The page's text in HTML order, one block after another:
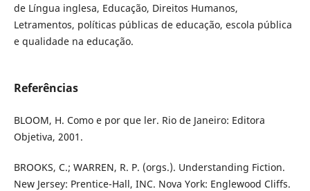
de Língua inglesa, Educação, Direitos Humanos,
Letramentos, políticas públicas de educação, escola pública
e qualidade na educação.
Referências
BLOOM, H. Como e por que ler. Rio de Janeiro: Editora
Objetiva, 2001.
BROOKS, C.; WARREN, R. P. (orgs.). Understanding Fiction.
New Jersey: Prentice-Hall, INC. Nova York: Englewood Cliffs.